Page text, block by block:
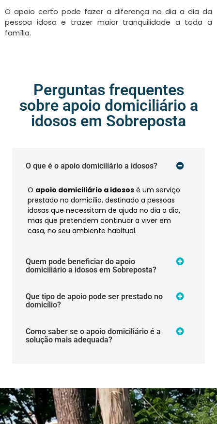
O apoio certo pode fazer a diferença no dia a dia da
pessoa idosa e trazer maior tranquilidade a toda a
família.
Perguntas frequentes
sobre apoio domiciliário a
idosos em Sobreposta
O que é o apoio domiciliário a idosos?
O apoio domiciliário a idosos é um serviço
prestado no domicílio, destinado a pessoas
idosas que necessitam de ajuda no dia a dia,
mas que pretendem continuar a viver em
casa, no seu ambiente habitual.
Quem pode beneficiar do apoio
domiciliário a idosos em Sobreposta?
Que tipo de apoio pode ser prestado no
domicílio?
Como saber se o apoio domiciliário é a
solução mais adequada?